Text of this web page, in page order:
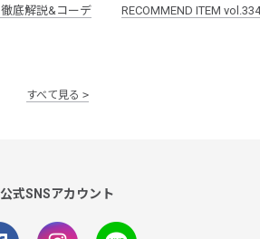
底解説&コーデ
RECOMMEND ITEM vol.334
すべて見る
公式SNSアカウント